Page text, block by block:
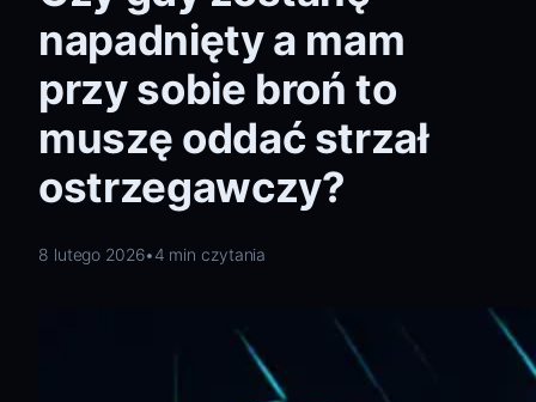
napadnięty a mam
przy sobie broń to
muszę oddać strzał
ostrzegawczy?
8 lutego 2026•4 min czytania